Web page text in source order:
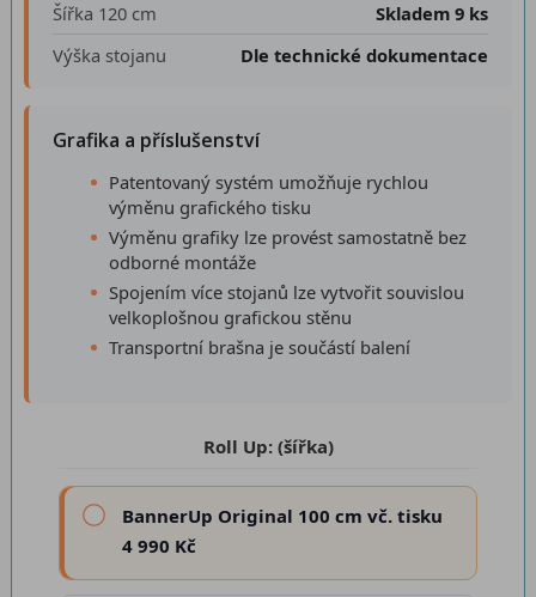
Šířka 120 cm
Skladem 9 ks
Výška stojanu
Dle technické dokumentace
Grafika a příslušenství
Patentovaný systém umožňuje rychlou
výměnu grafického tisku
Výměnu grafiky lze provést samostatně bez
odborné montáže
Spojením více stojanů lze vytvořit souvislou
velkoplošnou grafickou stěnu
Transportní brašna je součástí balení
Roll Up: (šířka)
BannerUp Original 100 cm vč. tisku
4 990 Kč